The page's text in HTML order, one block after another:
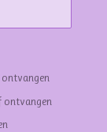
ontvangen
ontvangen